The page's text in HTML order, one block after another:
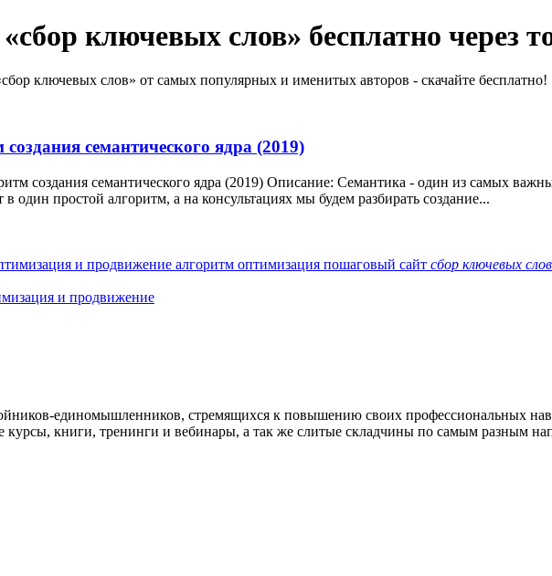
ключевых слов» бесплатно через
ключевых слов» от самых популярных и именитых авторов - скачайте бесплатно!
семантического ядра (2019)
создания семантического ядра (2019) Описание: Семантика - один из самых
один простой алгоритм, а на консультациях мы будем разбирать создание...
и продвижение алгоритм оптимизация пошаговый сайт сбор ключевых слов
и продвижение
единомышленников, стремящихся к повышению своих профессиональных
курсы, книги, тренинги и вебинары, а так же слитые складчины по самым разным